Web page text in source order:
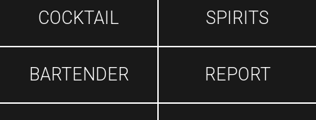
COCKTAIL SPIRITS
BARTENDER REPORT